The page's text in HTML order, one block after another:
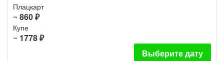
Плацкарт
~ 860 ₽
Купе
~ 1778 ₽
Выберите дату